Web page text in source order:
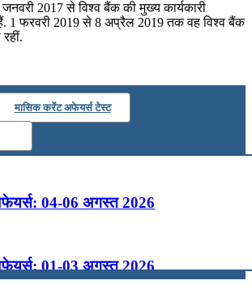
जनवरी 2017 से विश्व बैंक की मुख्य कार्यकारी
1 फरवरी 2019 से 8 अप्रैल 2019 तक वह विश्व बैंक
मासिक करेंट अफेयर्स टेस्ट
04-06 अगस्त 2026
01-03 अगस्त 2026